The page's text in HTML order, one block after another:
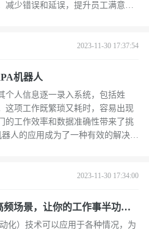
减少错误和延误，提升员工满意
2023-11-30 17:37:54
机器人
个人信息逐一录入系统，包括姓
这项工作既繁琐又耗时，容易出现
的工作效率和数据准确性带来了挑
人的应用成为了一种有效的解决方
2023-11-30 17:34:00
场景，让你的工作事半功
化）技术可以应用于各种情况，为